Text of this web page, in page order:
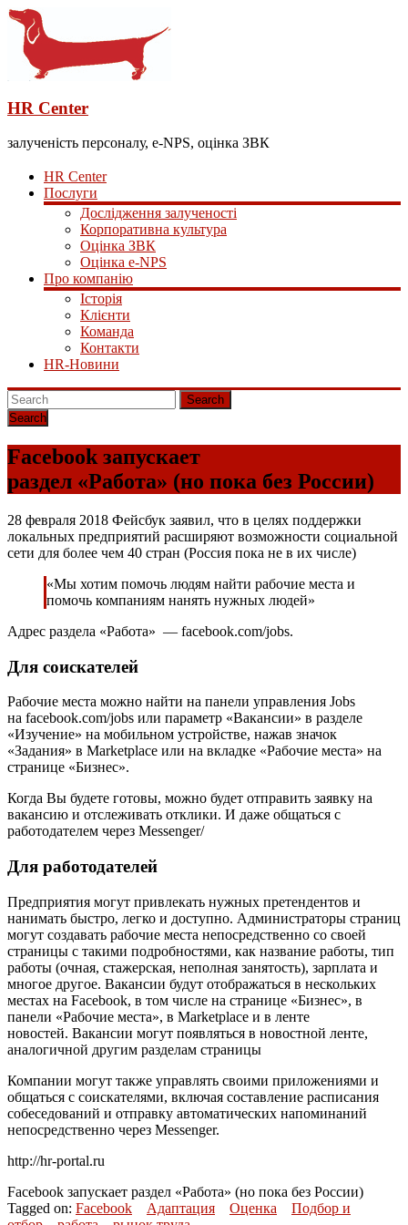
HR Center
залученість персоналу, e-NPS, оцінка ЗВК
HR Center
Послуги
Дослідження залученості
Корпоративна культура
Оцінка ЗВК
Оцінка e-NPS
Про компанію
Історія
Клієнти
Команда
Контакти
HR-Новини
Search
Facebook запускает
раздел «Работа» (но пока без России)
28 февраля 2018 Фейсбук заявил, что в целях поддержки
локальных предприятий расширяют возможности социальной
сети для более чем 40 стран (Россия пока не в их числе)
«Мы хотим помочь людям найти рабочие места и
помочь компаниям нанять нужных людей»
Адрес раздела «Работа» — facebook.com/jobs.
Для соискателей
Рабочие места можно найти на панели управления Jobs
на facebook.com/jobs или параметр «Вакансии» в разделе
«Изучение» на мобильном устройстве, нажав значок
«Задания» в Marketplace или на вкладке «Рабочие места» на
странице «Бизнес».
Когда Вы будете готовы, можно будет отправить заявку на
вакансию и отслеживать отклики. И даже общаться с
работодателем через Messenger/
Для работодателей
Предприятия могут привлекать нужных претендентов и
нанимать быстро, легко и доступно. Администраторы страниц
могут создавать рабочие места непосредственно со своей
страницы с такими подробностями, как название работы, тип
работы (очная, стажерская, неполная занятость), зарплата и
многое другое. Вакансии будут отображаться в нескольких
местах на Facebook, в том числе на странице «Бизнес», в
панели «Рабочие места», в Marketplace и в ленте
новостей. Вакансии могут появляться в новостной ленте,
аналогичной другим разделам страницы
Компании могут также управлять своими приложениями и
общаться с соискателями, включая составление расписания
собеседований и отправку автоматических напоминаний
непосредственно через Messenger.
http://hr-portal.ru
Facebook запускает раздел «Работа» (но пока без России)
Tagged on: Facebook Адаптация Оценка
Подбор и